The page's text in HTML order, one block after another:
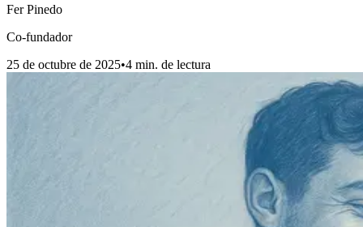
Fer Pinedo
Co-fundador
25 de octubre de 2025•4 min. de lectura